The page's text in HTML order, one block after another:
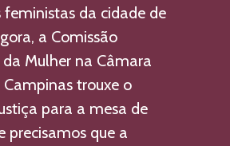
da cidade de
a Comissão
Mulher na Câmara
trouxe o
para a mesa de
precisamos que a